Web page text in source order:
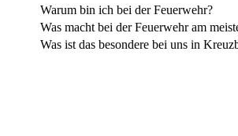
Warum bin ich bei der Feuerwehr?
Was macht bei der Feuerwehr am
Was ist das besondere bei uns in